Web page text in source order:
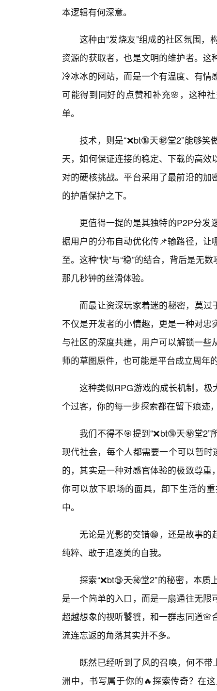
本逻辑有何深意。
这种由“发烧友”组成的社区氛围
资源的获取者，也是文明的维护者。
冷冰冰的网站，而是一个有温度、有
可能得到同好的点赞和补充🌸，这种
单。
技术，则是“❌bt🔞天㊙️堂2”能够
天，如何保证连接的稳定、下载的高
对的硬核挑战。平台采用了最前沿的
的护盾保护之下。
更值得一提的是其独特的P2P分发
据用户的分布自动优化传📌输路径，
至。这种“快”与“稳”的结合，背后是无
那几秒钟的丝滑体验。
而最让资深玩家着迷的秘密，莫过
不仅是开发者的小情趣，更是一种对
与社区的深度共建，用户可以解锁一
师的草图原件，也可能是平台成立周年
这种类似RPG游戏的成长机制，
个过客，你的每一步探索都在留下痕迹
我们不得不🎯提到“❌bt🔞天㊙️堂
现代社会，每个人都需要一个可以暂
的，其实是一种对感官体验的极致尊
你可以放下职场的面具，卸下生活的
中。
无论是光影的交错😁，还是故事
纯粹、敢于追逐美的自我。
探索“❌bt🔞天㊙️堂2”的秘密，本
是一个简单的入口，而是一扇通往无
超越想象的视听饕餮，和一群志同道
流连忘返的角落其实并不多。
既然已经听到了风的召唤，何不带
洲中，书写属于你的🔥探索传奇？在